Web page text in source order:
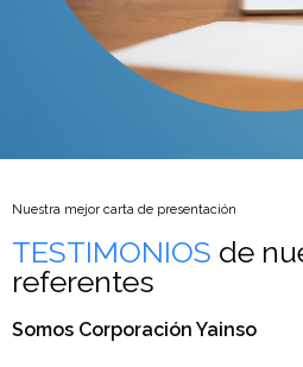
Nuestra mejor carta de presentación
TESTIMONIOS de
referentes
Somos Corporación Yainso